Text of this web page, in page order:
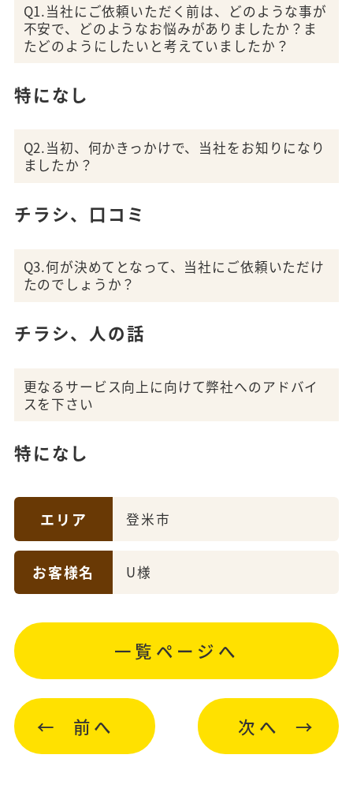
Q1.当社にご依頼いただく前は、どのような事が
不安で、どのようなお悩みがありましたか？ま
たどのようにしたいと考えていましたか？
特になし
Q2.当初、何かきっかけで、当社をお知りになり
ましたか？
チラシ、口コミ
Q3.何が決めてとなって、当社にご依頼いただけ
たのでしょうか？
チラシ、人の話
更なるサービス向上に向けて弊社へのアドバイ
スを下さい
特になし
エリア 登米市
お客様名 U様
前へ
一覧ページへ
次へ